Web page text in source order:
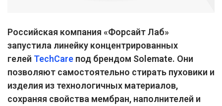
Российская компания «Форсайт Лаб»
запустила линейку концентрированных
гелей TechCare под брендом Solemate. Они
позволяют самостоятельно стирать пуховики и
изделия из технологичных материалов,
сохраняя свойства мембран, наполнителей и